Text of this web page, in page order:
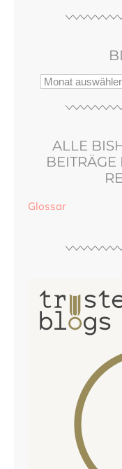
ALLE
Glossar